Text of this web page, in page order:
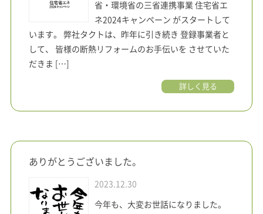
省・環境省の三省連携事業 住宅省エ
ネ2024キャンペーン がスタートして
います。 弊社タクトは、昨年に引き続き 登録事業者と
して、 皆様の断熱リフォームのお手伝いを させていた
だきま […]
詳しく見る
ありがとうございました。
2023.12.30
今年も、大変お世話になりました。